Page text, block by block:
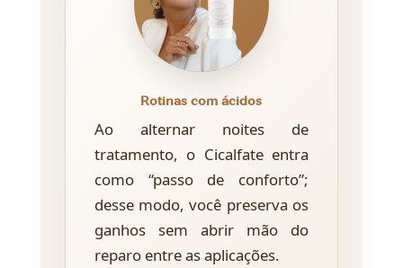
Rotinas com ácidos
Ao alternar noites de
tratamento, o Cicalfate entra
como “passo de conforto”;
desse modo, você preserva os
ganhos sem abrir mão do
reparo entre as aplicações.